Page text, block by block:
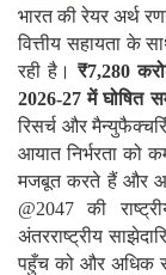
भारत की रेयर अर्थ
वित्तीय सहायता के
रही है। ₹7,280
2026-27में घोषित
रिसर्च और
आयात निर्भरता को
मजबूत करते हैं और
@2047 की
अंतरराष्ट्रीय
पहुँच को और अधिक